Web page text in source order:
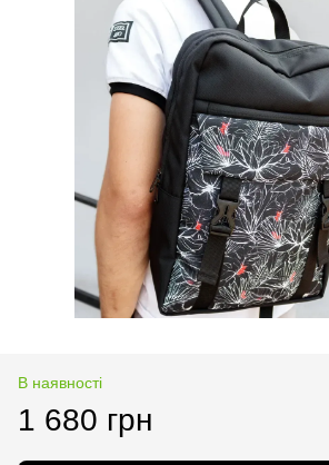
В наявності
1 680 грн